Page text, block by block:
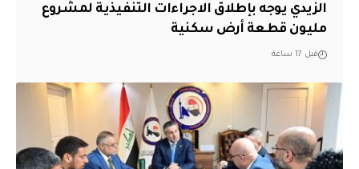
الزيدي يوجه بإطلاق الاجراءات التنفيذية لمشروع
مليون قطعة أرض سكنية
قبل 17 ساعة